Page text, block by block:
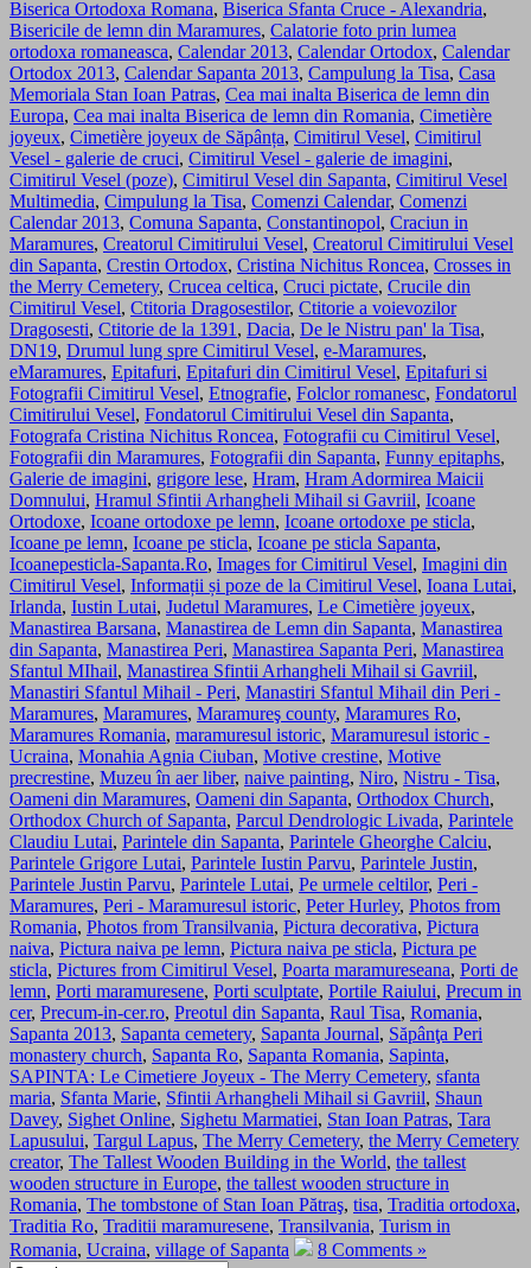
Biserica Ortodoxa Romana, Biserica Sfanta Cruce - Alexandria,
Bisericile de lemn din Maramures, Calatorie foto prin lumea
ortodoxa romaneasca, Calendar 2013, Calendar Ortodox, Calendar
Ortodox 2013, Calendar Sapanta 2013, Campulung la Tisa, Casa
Memoriala Stan Ioan Patras, Cea mai inalta Biserica de lemn din
Europa, Cea mai inalta Biserica de lemn din Romania, Cimetière
joyeux, Cimetière joyeux de Săpânța, Cimitirul Vesel, Cimitirul
Vesel - galerie de cruci, Cimitirul Vesel - galerie de imagini,
Cimitirul Vesel (poze), Cimitirul Vesel din Sapanta, Cimitirul Vesel
Multimedia, Cimpulung la Tisa, Comenzi Calendar, Comenzi
Calendar 2013, Comuna Sapanta, Constantinopol, Craciun in
Maramures, Creatorul Cimitirului Vesel, Creatorul Cimitirului Vesel
din Sapanta, Crestin Ortodox, Cristina Nichitus Roncea, Crosses in
the Merry Cemetery, Crucea celtica, Cruci pictate, Crucile din
Cimitirul Vesel, Ctitoria Dragosestilor, Ctitorie a voievozilor
Dragosesti, Ctitorie de la 1391 , Dacia, De le Nistru pan' la Tisa,
DN19, Drumul lung spre Cimitirul Vesel, e-Maramures,
eMaramures, Epitafuri, Epitafuri din Cimitirul Vesel, Epitafuri si
Fotografii Cimitirul Vesel, Etnografie, Folclor romanesc, Fondatorul
Cimitirului Vesel, Fondatorul Cimitirului Vesel din Sapanta,
Fotografa Cristina Nichitus Roncea, Fotografii cu Cimitirul Vesel,
Fotografii din Maramures, Fotografii din Sapanta, Funny epitaphs,
Galerie de imagini, grigore lese, Hram, Hram Adormirea Maicii
Domnului, Hramul Sfintii Arhangheli Mihail si Gavriil, Icoane
Ortodoxe, Icoane ortodoxe pe lemn, Icoane ortodoxe pe sticla,
Icoane pe lemn, Icoane pe sticla, Icoane pe sticla Sapanta,
Icoanepesticla-Sapanta.Ro, Images for Cimitirul Vesel, Imagini din
Cimitirul Vesel, Informații și poze de la Cimitirul Vesel, Ioana Lutai,
Irlanda, Iustin Lutai, Judetul Maramures, Le Cimetière joyeux,
Manastirea Barsana, Manastirea de Lemn din Sapanta, Manastirea
din Sapanta, Manastirea Peri, Manastirea Sapanta Peri, Manastirea
Sfantul MIhail, Manastirea Sfintii Arhangheli Mihail si Gavriil,
Manastiri Sfantul Mihail - Peri, Manastiri Sfantul Mihail din Peri -
Maramures, Maramures, Maramureş county, Maramures Ro,
Maramures Romania, maramuresul istoric, Maramuresul istoric -
Ucraina, Monahia Agnia Ciuban, Motive crestine, Motive
precrestine, Muzeu în aer liber, naive painting, Niro, Nistru - Tisa,
Oameni din Maramures, Oameni din Sapanta, Orthodox Church,
Orthodox Church of Sapanta, Parcul Dendrologic Livada, Parintele
Claudiu Lutai, Parintele din Sapanta, Parintele Gheorghe Calciu,
Parintele Grigore Lutai, Parintele Iustin Parvu, Parintele Justin,
Parintele Justin Parvu, Parintele Lutai, Pe urmele celtilor, Peri -
Maramures, Peri - Maramuresul istoric, Peter Hurley, Photos from
Romania, Photos from Transilvania, Pictura decorativa, Pictura
naiva, Pictura naiva pe lemn, Pictura naiva pe sticla, Pictura pe
sticla, Pictures from Cimitirul Vesel, Poarta maramureseana, Porti de
lemn, Porti maramuresene, Porti sculptate, Portile Raiului, Precum in
cer, Precum-in-cer.ro, Preotul din Sapanta, Raul Tisa, Romania,
Sapanta 2013, Sapanta cemetery, Sapanta Journal, Săpânţa Peri
monastery church, Sapanta Ro, Sapanta Romania, Sapinta,
SAPINTA: Le Cimetiere Joyeux - The Merry Cemetery, sfanta
maria, Sfanta Marie, Sfintii Arhangheli Mihail si Gavriil, Shaun
Davey, Sighet Online, Sighetu Marmatiei, Stan Ioan Patras, Tara
Lapusului, Targul Lapus, The Merry Cemetery, the Merry Cemetery
creator, The Tallest Wooden Building in the World, the tallest
wooden structure in Europe, the tallest wooden structure in
Romania, The tombstone of Stan Ioan Pătraş, tisa, Traditia ortodoxa,
Traditia Ro, Traditii maramuresene, Transilvania, Turism in
Romania, Ucraina, village of Sapanta 8 Comments »